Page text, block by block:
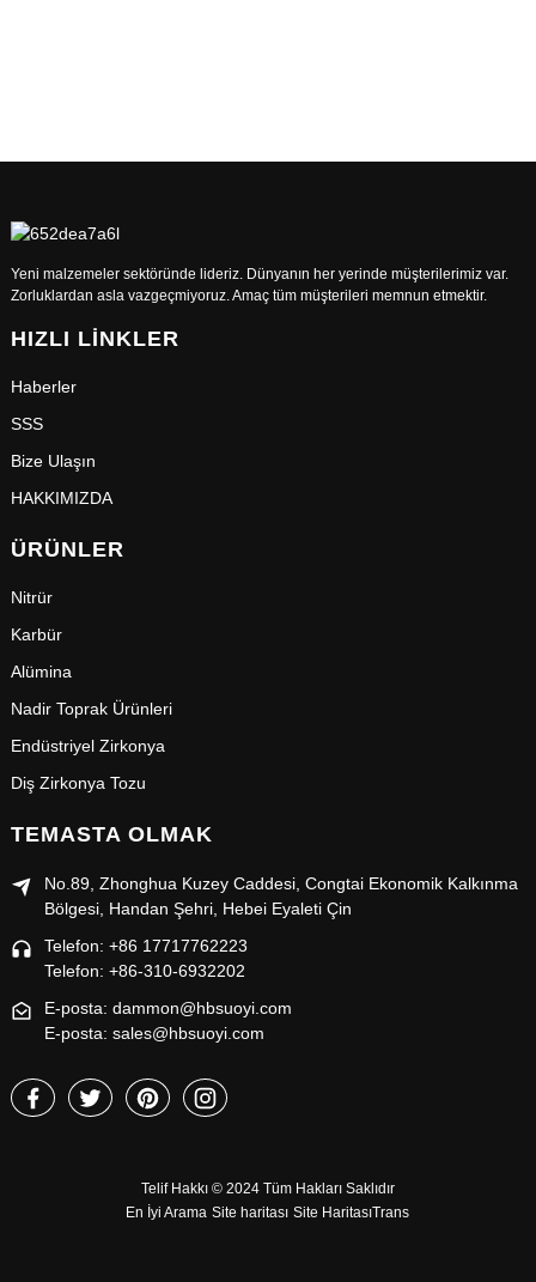
Yeni malzemeler sektöründe lideriz. Dünyanın her yerinde müşterilerimiz var.
Zorluklardan asla vazgeçmiyoruz. Amaç tüm müşterileri memnun etmektir.
HIZLI LINKLER
Haberler
SSS
Bize Ulaşın
HAKKIMIZDA
ÜRÜNLER
Nitrür
Karbür
Alümina
Nadir Toprak Ürünleri
Endüstriyel Zirkonya
Diş Zirkonya Tozu
TEMASTA OLMAK
No.89, Zhonghua Kuzey Caddesi, Congtai Ekonomik Kalkınma
Bölgesi, Handan Şehri, Hebei Eyaleti Çin
Telefon: +86 17717762223
Telefon: +86-310-6932202
E-posta: dammon@hbsuoyi.com
E-posta: sales@hbsuoyi.com
Telif Hakkı © 2024 Tüm Hakları Saklıdır
En İyi Arama Site haritası Site HaritasıTrans